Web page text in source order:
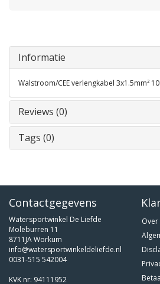
Informatie
Walstroom/CEE verlengkabel 3x1.5mm²
Reviews (0)
Tags (0)
Contactgegevens
Watersportwinkel De Liefde
Moleburren 11
8711JA Workum
info@watersportwinkeldeliefde.nl
0031-515 542004
KVK nr: 94111952